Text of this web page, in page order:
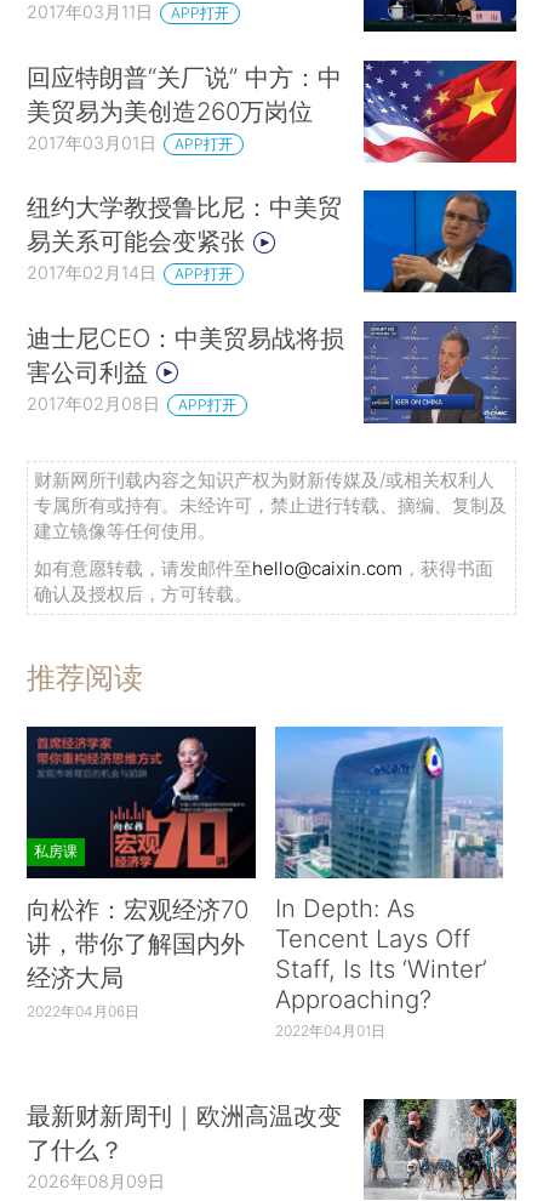
2017年03月11日 APP打开
回应特朗普“关厂说” 中方：中
美贸易为美创造260万岗位
2017年03月01日 APP打开
纽约大学教授鲁比尼：中美贸
易关系可能会变紧张
2017年02月14日 APP打开
迪士尼CEO：中美贸易战将损
害公司利益
2017年02月08日 APP打开
财新网所刊载内容之知识产权为财新传媒及/或相关权利人
专属所有或持有。未经许可，禁止进行转载、摘编、复制及
建立镜像等任何使用。
如有意愿转载，请发邮件至hello@caixin.com ，获得书面
确认及授权后，方可转载。
推荐阅读
私房课
向松祚：宏观经济70
讲，带你了解国内外
经济大局
2022年04月06日
In Depth: As
Tencent Lays Off
Staff, Is Its ‘Winter’
Approaching?
2022年04月01日
最新财新周刊｜欧洲高温改变
了什么？
2026年08月09日